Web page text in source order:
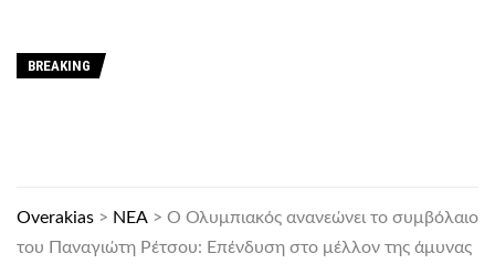
BREAKING
Overakias > ΝΕΑ > Ο Ολυμπιακός ανανεώνει το συμβόλαιο
του Παναγιώτη Ρέτσου: Επένδυση στο μέλλον της άμυνας